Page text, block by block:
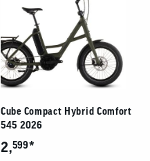
Cube Compact Hybrid Comfort
545 2026
2,599*